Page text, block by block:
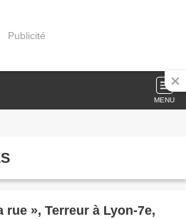
Publicité
MENU
», Terreur à Lyon-7e,